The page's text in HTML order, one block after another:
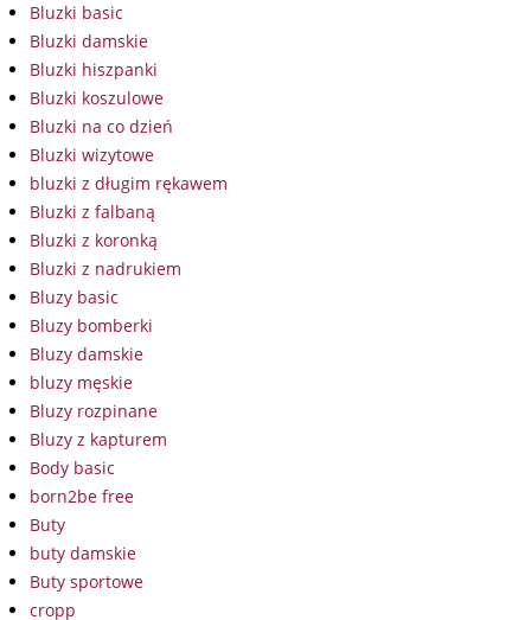
Bluzki basic
Bluzki damskie
Bluzki hiszpanki
Bluzki koszulowe
Bluzki na co dzień
Bluzki wizytowe
bluzki z długim rękawem
Bluzki z falbaną
Bluzki z koronką
Bluzki z nadrukiem
Bluzy basic
Bluzy bomberki
Bluzy damskie
bluzy męskie
Bluzy rozpinane
Bluzy z kapturem
Body basic
born2be free
Buty
buty damskie
Buty sportowe
cropp